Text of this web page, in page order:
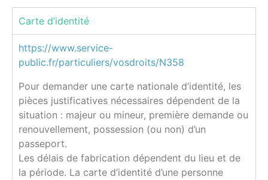
Carte d’identité
https://www.service-
public.fr/particuliers/vosdroits/N358
Pour demander une carte nationale d’identité, les
pièces justificatives nécessaires dépendent de la
situation : majeur ou mineur, première demande ou
renouvellement, possession (ou non) d’un
passeport.
Les délais de fabrication dépendent du lieu et de
la période. La carte d’identité d’une personne